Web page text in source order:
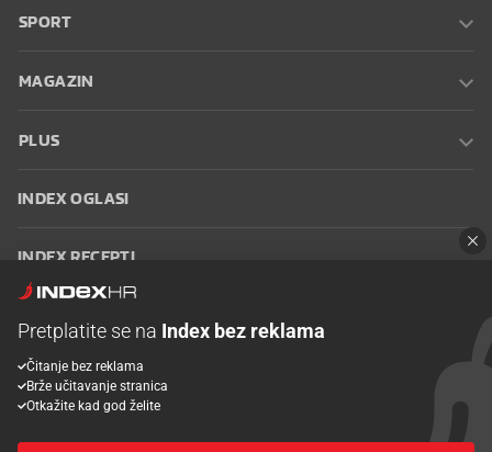
SPORT
MAGAZIN
PLUS
INDEX OGLASI
INDEX RECEPTI
Oglašavanje Zaposli se na Indexu
korištenja
Postavke kolačića
Pretplatite se na Index bez reklama
Čitanje bez reklama
Brže učitavanje stranica
Otkažite kad god želite